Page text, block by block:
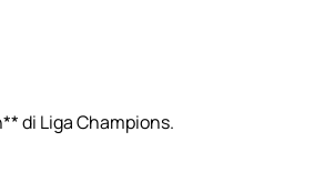
di Liga Champions.